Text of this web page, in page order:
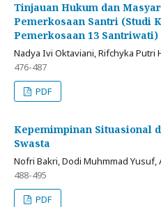
Tinjauan Hukum dan
Pemerkosaan Santri (Studi
Pemerkosaan 13 Santriwati)
Nadya Ivi Oktaviani, Rifchyka Putri
476-487
PDF
Kepemimpinan Situasional
Swasta
Nofri Bakri, Dodi Muhmmad
488-495
PDF